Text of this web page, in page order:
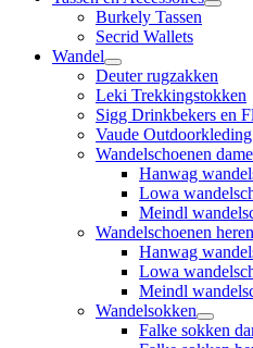
Burkely Tassen
Secrid Wallets
Wandel
Deuter rugzakken
Leki Trekkingstokken
Sigg Drinkbekers en
Vaude Outdoorkleding
Wandelschoenen
Hanwag
Lowa
Meindl
Wandelschoenen heren
Hanwag
Lowa
Meindl
Wandelsokken
Falke sokken